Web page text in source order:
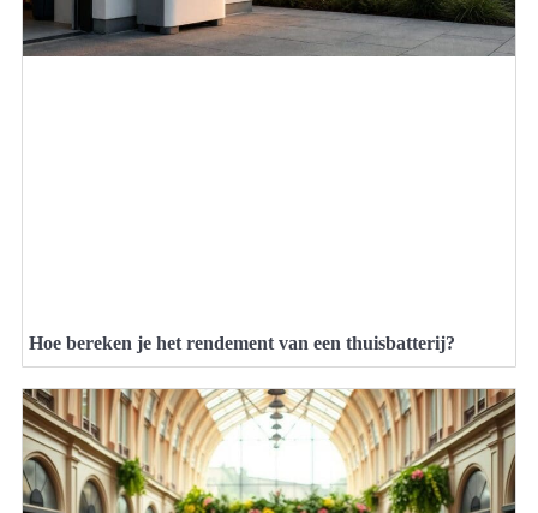
Hoe bereken je het rendement van een thuisbatterij?